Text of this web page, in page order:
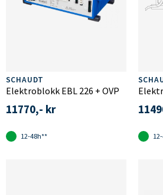
SCHAUDT
Elektroblokk EBL 226 + OVP
11770,- kr
12-48h**